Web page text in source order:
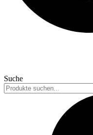
Suche